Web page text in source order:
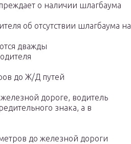
о наличии шлагбаума
об отсутствии шлагбаума на
дважды
до Ж/Д путей
дороге, водитель
знака, а в
до железной дороги